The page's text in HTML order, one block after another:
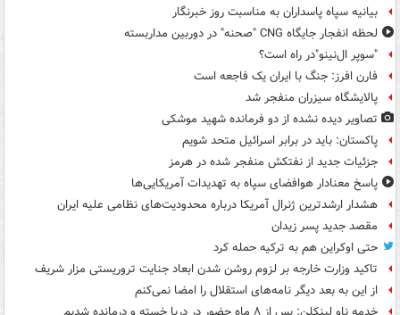
بیانیه سپاه پاسداران به مناسبت روز خبرنگار
لحظه انفجار جایگاه CNG "صحنه" در دوربین مداربسته
"سوپر ال‌نینو"در راه است؟
فارن افرز: جنگ با ایران یک فاجعه است
پالایشگاه سیزران منفجر شد
تصاویر دیده‌ نشده از دو فرمانده شهید موشکی
پاکستان: باید در برابر اسرائیل متحد شویم
جزئیات جدید از نفتکش منفجر شده در هرمز
پاسخ معنادار هوافضای سپاه به تهدیدات آمریکایی‌ها
هشدار ارشدترین ژنرال آمریکا درباره محدودیت‌های نظامی علیه ایران
مقصد جدید پسر زیدان
حتی اوکراین هم به ترکیه حمله کرد
تاکید وزارت خارجه بر لزوم روشن شدن ابعاد جنایت تروریستی مزار شریف
از این به بعد دیگر نامه‌های استقلال را امضا نمی‌کنم